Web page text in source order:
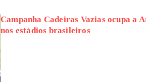
Campanha Cadeiras Vazias ocupa a
nos estádios brasileiros